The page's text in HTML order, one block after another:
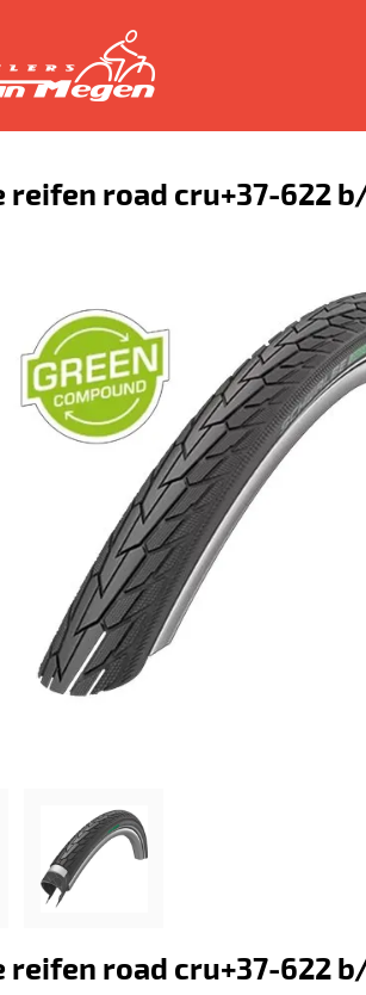
reifen road cru+37-622
reifen road cru+37-622